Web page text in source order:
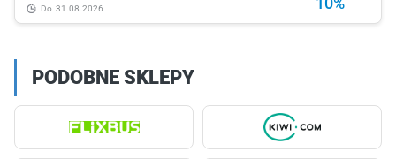
do 31.08.2026
PODOBNE SKLEPY